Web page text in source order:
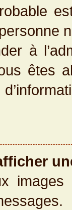
à
êtes
images